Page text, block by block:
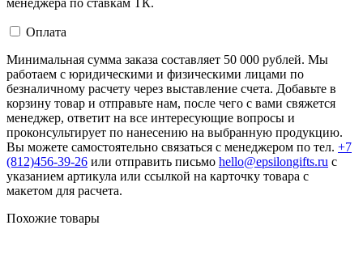
Оплата
Минимальная сумма заказа составляет 50 000 рублей. Мы
работаем с юридическими и физическими лицами по
безналичному расчету через выставление счета. Добавьте в
корзину товар и отправьте нам, после чего с вами свяжется
менеджер, ответит на все интересующие вопросы и
проконсультирует по нанесению на выбранную продукцию.
Вы можете самостоятельно связаться с менеджером по тел. +7
(812)456-39-26 или отправить письмо hello@epsilongifts.ru с
указанием артикула или ссылкой на карточку товара с
макетом для расчета.
Похожие товары